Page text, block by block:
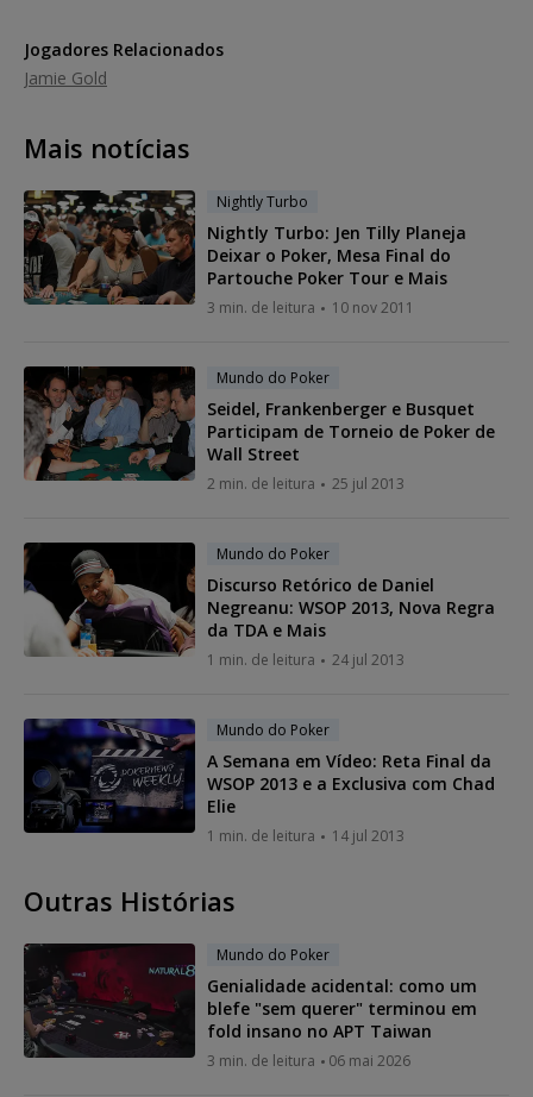
Jogadores Relacionados
Jamie Gold
Mais notícias
Nightly Turbo
Nightly Turbo: Jen Tilly Planeja
Deixar o Poker, Mesa Final do
Partouche Poker Tour e Mais
3 min. de leitura 10 nov 2011
Mundo do Poker
Seidel, Frankenberger e Busquet
Participam de Torneio de Poker de
Wall Street
2 min. de leitura 25 jul 2013
Mundo do Poker
Discurso Retórico de Daniel
Negreanu: WSOP 2013, Nova Regra
da TDA e Mais
1 min. de leitura 24 jul 2013
Mundo do Poker
A Semana em Vídeo: Reta Final da
WSOP 2013 e a Exclusiva com Chad
Elie
1 min. de leitura 14 jul 2013
Outras Histórias
Mundo do Poker
Genialidade acidental: como um
blefe "sem querer" terminou em
fold insano no APT Taiwan
3 min. de leitura 06 mai 2026